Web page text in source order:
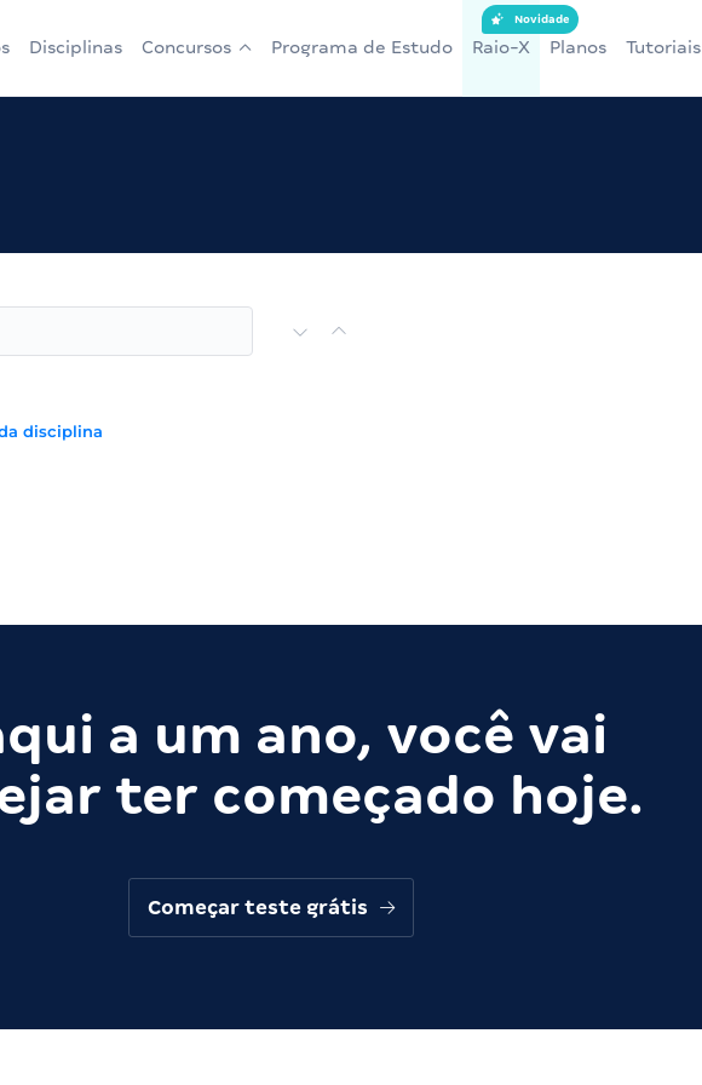
Disciplinas Concursos Programa de Estudo Raio-X
Novidade
Planos Tutoriais
disciplina
a um ano, você vai
ter começado hoje.
Começar teste grátis